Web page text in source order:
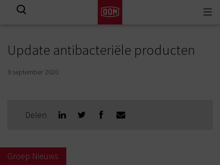
Update antibacteriële producten
9 september 2020
Delen
Groep Nieuws